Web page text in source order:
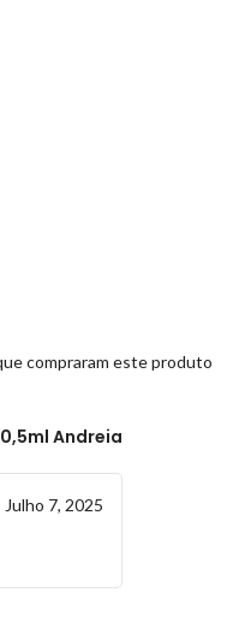
Andreia
Julho 7, 2025
compraram este produto